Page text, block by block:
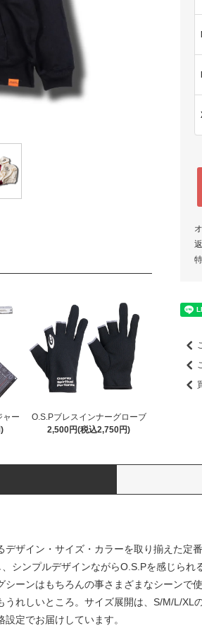
ャー
O.S.Pブレスインナーグローブ
2,500円(税込2,750円)
ザイン・サイズ・カラーを取り揃えた定
シンプルデザインながらO.S.Pを感じら
ーンはもちろんの事さまざまなシーンで
れしいところ。サイズ展開は、S/M/L/XL
定でお届けしています。